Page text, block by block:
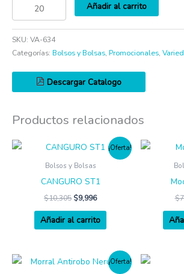
Añadir al carrito
SKU: VA-634
Categorías: Bolsos y Bolsas, Promocionales,
Descargar Catalogo
Productos relacionados
¡Oferta!
Bolsos y Bolsas
CANGURO ST1
$10,305 $9,996
Añadir al carrito
$
¡Oferta!